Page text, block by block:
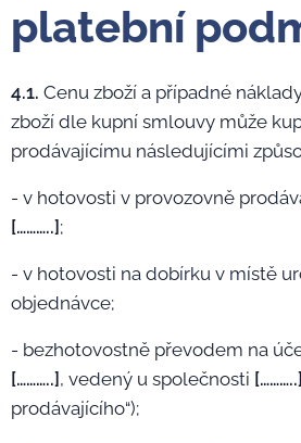
platební
4.1. Cenu zboží a případné
zboží dle kupní smlouvy může
prodávajícímu následujícími
- v hotovosti v provozovně
[………..] ;
- v hotovosti na dobírku v místě
objednávce;
- bezhotovostně převodem na
[………..] , vedený u společnosti [………..]
prodávajícího“);